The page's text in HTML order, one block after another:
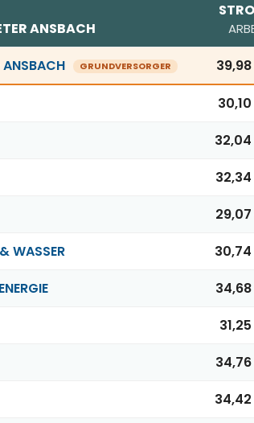
in Ansbach, Stand 07.08.2026; je
ANSBACH
ANSBACH GRUNDVERSORGER 39,98
30,10
32,04
32,34
29,07
WASSER 30,74
34,68
31,25
34,76
34,42